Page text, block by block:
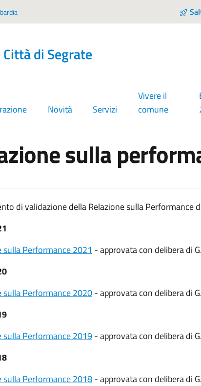
Città di Segrate
Novità Servizi
Vivere il
comune
sulla
di validazione della Relazione sulla
sulla Performance 2021- approvata con delibera di
sulla Performance 2020- approvata con delibera di
sulla Performance 2019- approvata con delibera di
sulla Performance 2018- approvata con delibera di